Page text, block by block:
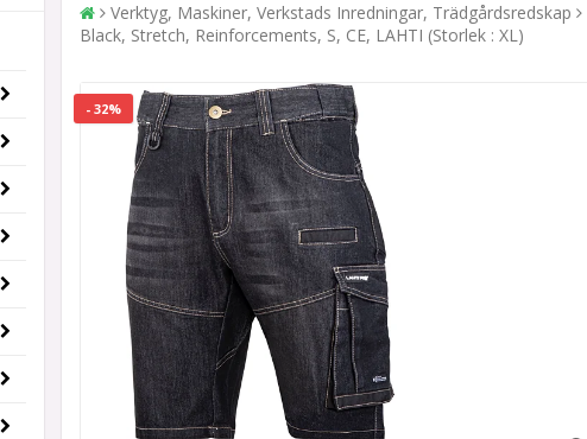
Verktyg, Maskiner, Verkstads Inredningar, Trädgårdsredskap
Black, Stretch, Reinforcements, S, CE, LAHTI (Storlek : XL)
- 32%